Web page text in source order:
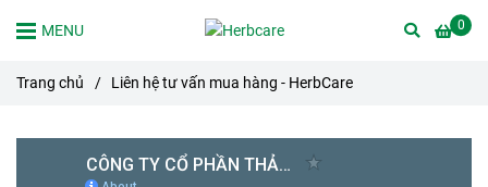
0
MENU
Trang chủ / Liên hệ tư vấn mua hàng - HerbCare